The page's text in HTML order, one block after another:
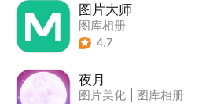
图片大师
图库相册
4.7
夜月
图片美化
图库相册